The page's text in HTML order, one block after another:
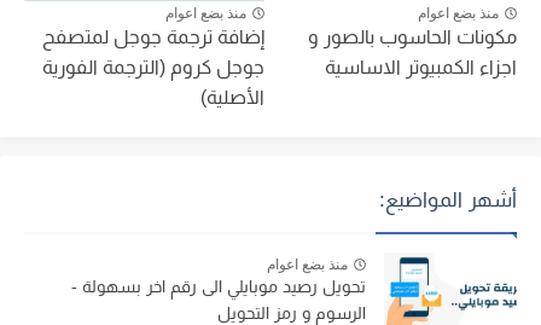
منذ بضع اعوام
مكونات الحاسوب بالصور و
اجزاء الكمبيوتر الاساسية
منذ بضع اعوام
إضافة ترجمة جوجل لمتصفح
جوجل كروم (الترجمة الفورية
الأصلية)
أشهر المواضيع:
منذ بضع اعوام
تحويل رصيد موبايلي الى رقم اخر بسهولة -
الرسوم و رمز التحويل